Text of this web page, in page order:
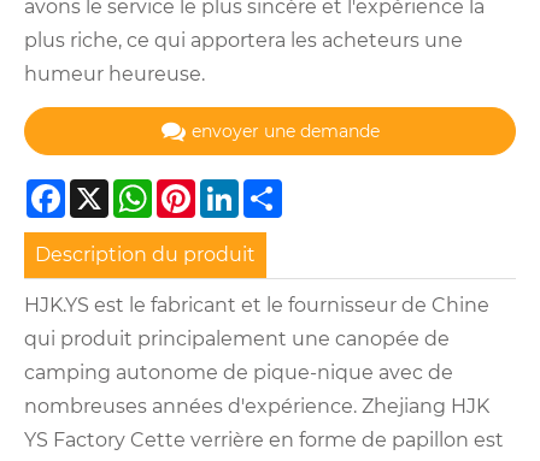
avons le service le plus sincère et l'expérience la
plus riche, ce qui apportera les acheteurs une
humeur heureuse.
envoyer une demande
Facebook
X WhatsApp
Pinterest
LinkedIn
Description du produit
HJK.YS est le fabricant et le fournisseur de Chine
qui produit principalement une canopée de
camping autonome de pique-nique avec de
nombreuses années d'expérience. Zhejiang HJK
YS Factory Cette verrière en forme de papillon est